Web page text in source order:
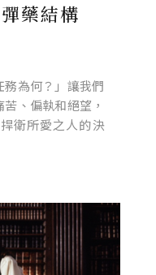
藥結構
務為何？」讓我們
、偏執和絕望，
衛所愛之人的決